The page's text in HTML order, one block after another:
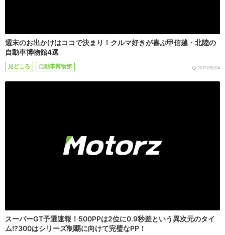
週末のお出かけはココで決まり！クルマ好きが喜ぶ甲信越・北陸の
自動車博物館4選
見どころ 自動車博物館 2017/09/04
スーパーGT予選速報！500PPは2位に0.9秒差という異次元のタイ
ム!?300はシリーズ制覇に向けて完璧なPP！